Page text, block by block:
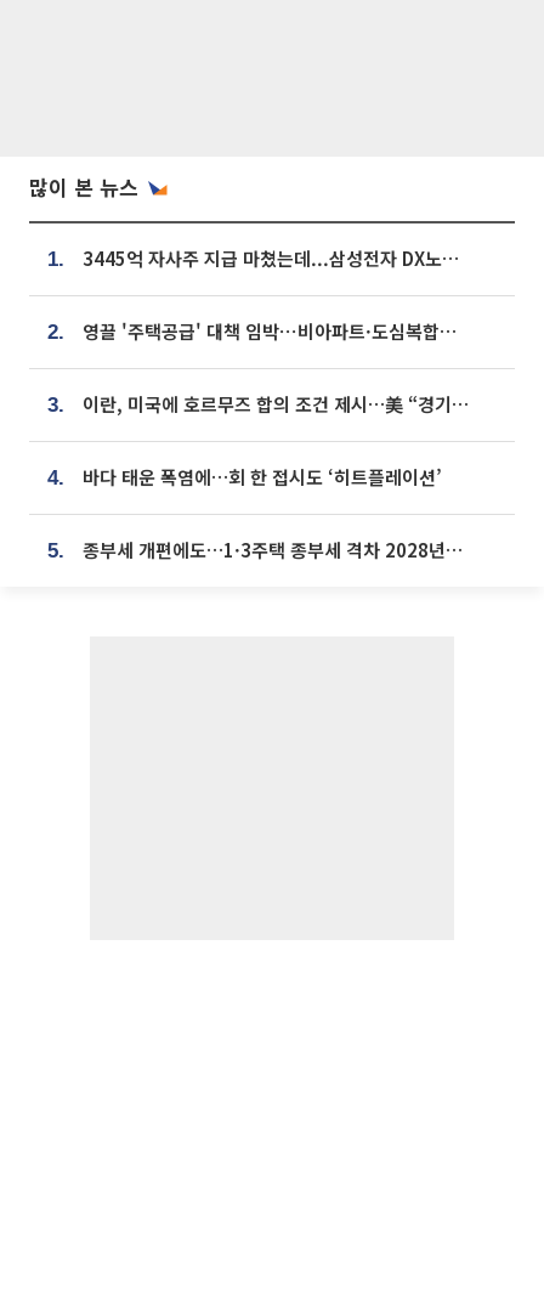
많이 본 뉴스
1. 3445억 자사주 지급 마쳤는데...삼성전자 DX노조, 뒤늦은 '떼쓰기 집회'
2. 영끌 '주택공급' 대책 임박⋯비아파트·도심복합까지 총동원
3. 이란, 미국에 호르무즈 합의 조건 제시…美 “경기 아직 안 끝나” [종합]
4. 바다 태운 폭염에…회 한 접시도 ‘히트플레이션’
5. 종부세 개편에도…1·3주택 종부세 격차 2028년부터 확대